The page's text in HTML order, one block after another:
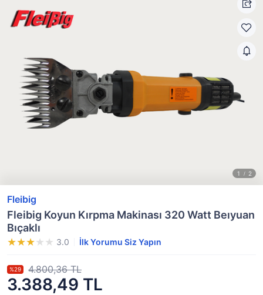
Fleibig
Fleibig Koyun Kırpma Makinası 320 Watt Beıyuan
Bıçaklı
3.0 İlk Yorumu Siz Yapın
3.388,49 TL
%29 4.800,36 TL